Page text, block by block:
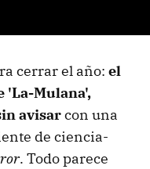
cerrar el año: el
'La-Mulana',
avisarcon una
de ciencia-
. Todo parece